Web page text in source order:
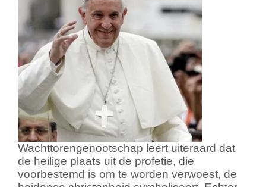
Wachttorengenootschap leert uiteraard dat
de heilige plaats uit de profetie, die
voorbestemd is om te worden verwoest, de